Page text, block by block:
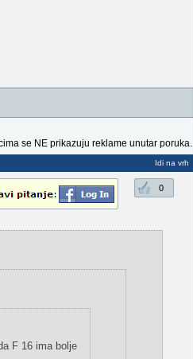
se NE prikazuju reklame unutar poruka.
Idi na vrh
0
F 16 ima bolje